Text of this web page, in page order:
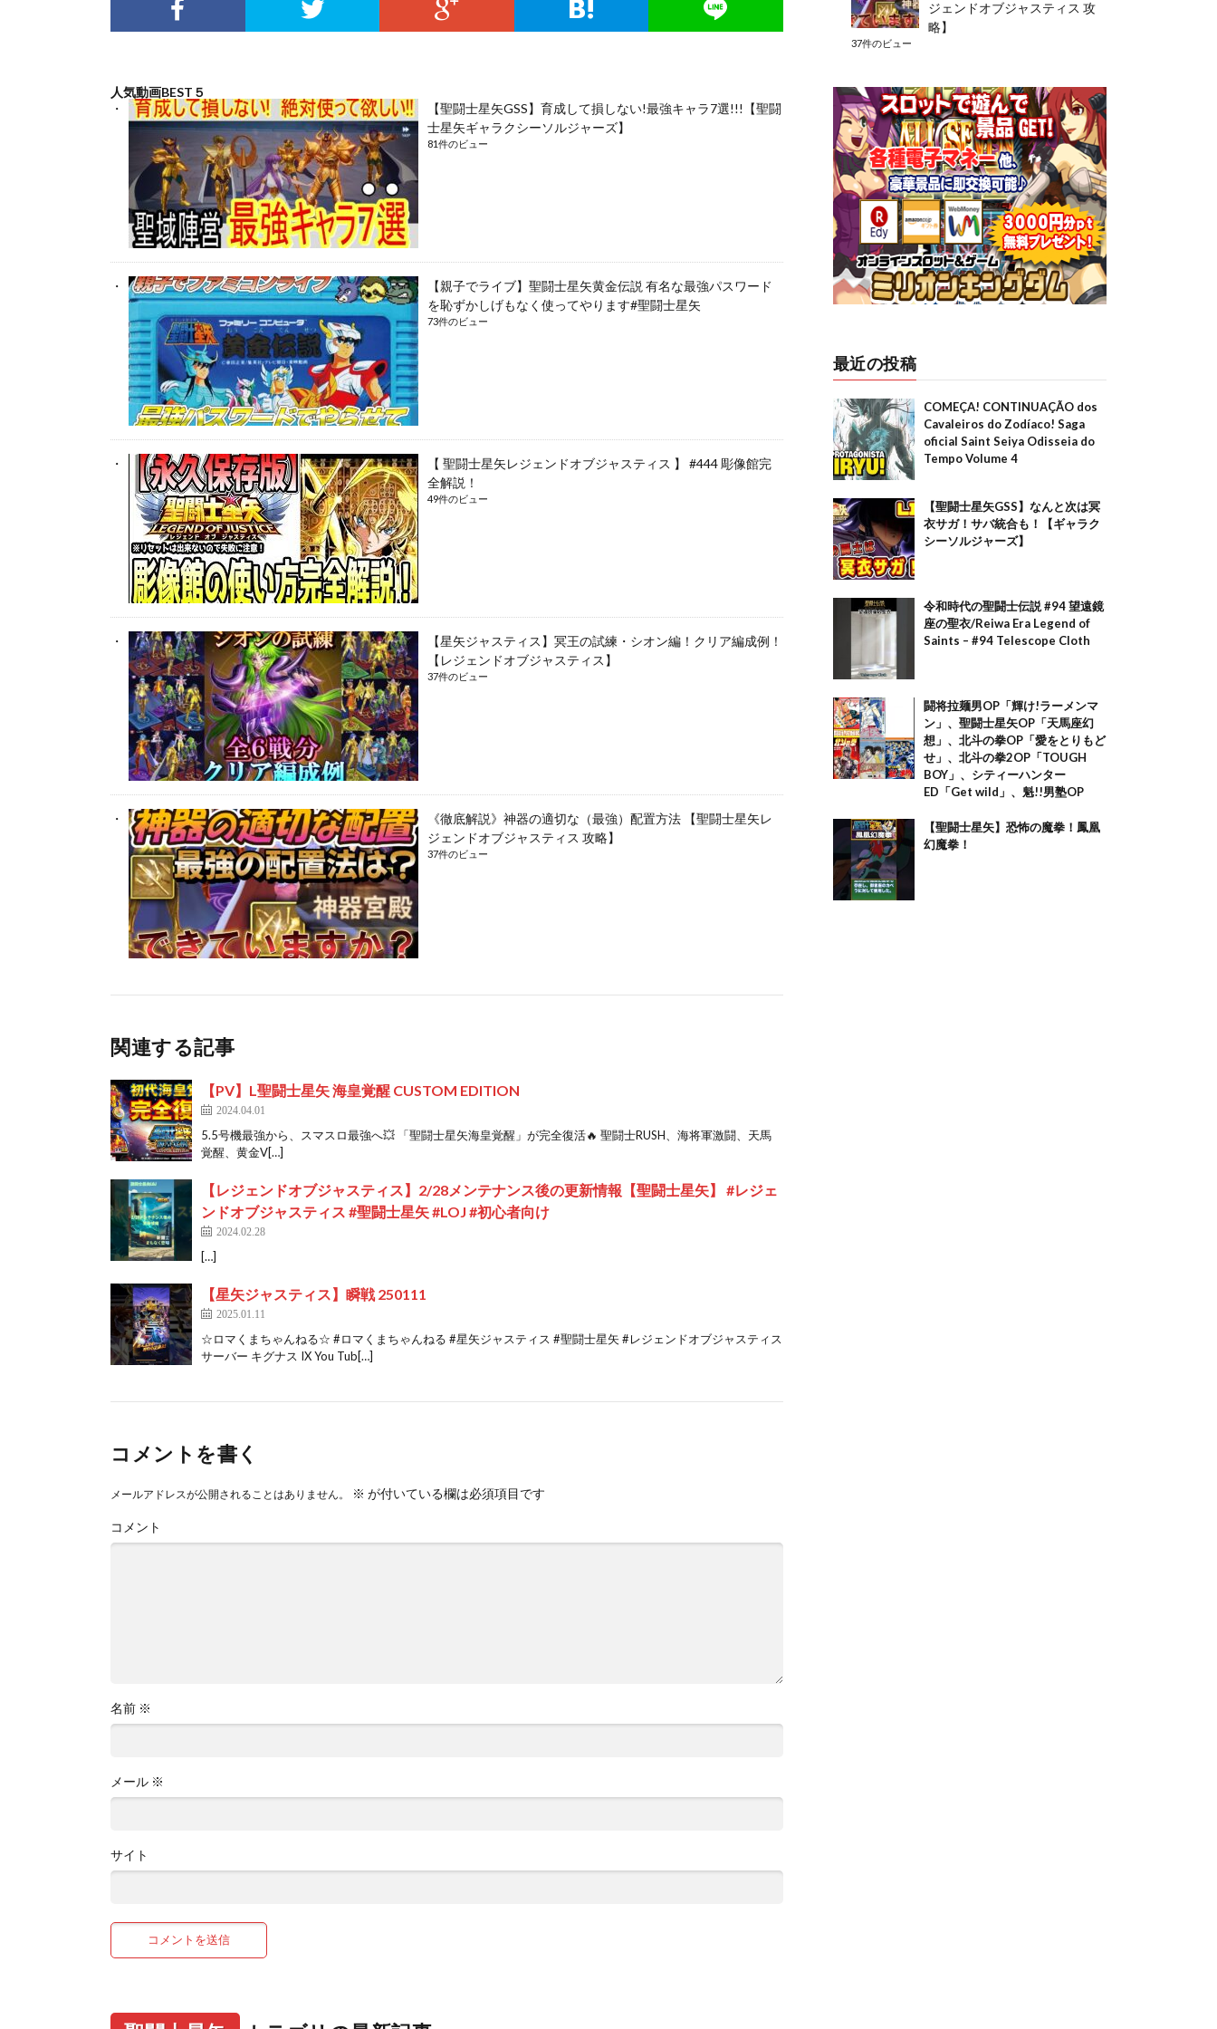
人気動画BEST５
【聖闘士星矢GSS】育成して損しない!最強キャラ7選!!!【聖闘
士星矢ギャラクシーソルジャーズ】
81件のビュー
【親子でライブ】聖闘士星矢黄金伝説 有名な最強パスワード
を恥ずかしげもなく使ってやります#聖闘士星矢
73件のビュー
【 聖闘士星矢レジェンドオブジャスティス 】 #444 彫像館完
全解説！
49件のビュー
【星矢ジャスティス】冥王の試練・シオン編！クリア編成例！
【レジェンドオブジャスティス】
37件のビュー
《徹底解説》神器の適切な（最強）配置方法 【聖闘士星矢レ
ジェンドオブジャスティス 攻略】
37件のビュー
関連する記事
【PV】L聖闘士星矢 海皇覚醒 CUSTOM EDITION
2024.04.01
5.5号機最強から、スマスロ最強へ💥 「聖闘士星矢海皇覚醒」が完全復活🔥 聖闘士RUSH、海将軍激闘、天馬
覚醒、黄金V[…]
【レジェンドオブジャスティス】2/28メンテナンス後の更新情報【聖闘士星矢】 #レジェ
ンドオブジャスティス #聖闘士星矢 #LOJ #初心者向け
2024.02.28
[…]
【星矢ジャスティス】瞬戦 250111
2025.01.11
☆ロマくまちゃんねる☆ #ロマくまちゃんねる #星矢ジャスティス #聖闘士星矢 #レジェンドオブジャスティス
サーバー キグナス IX You Tub[…]
コメントを書く
メールアドレスが公開されることはありません。 ※ が付いている欄は必須項目です
コメント
名前 ※
メール ※
サイト
ジェンドオブジャスティス 攻
略】
37件のビュー
最近の投稿
COMEÇA! CONTINUAÇÃO dos
Cavaleiros do Zodíaco! Saga
oficial Saint Seiya Odisseia do
Tempo Volume 4
【聖闘士星矢GSS】なんと次は冥
衣サガ！サバ統合も！【ギャラク
シーソルジャーズ】
令和時代の聖闘士伝説 #94 望遠鏡
座の聖衣/Reiwa Era Legend of
Saints – #94 Telescope Cloth
闘将拉麺男OP「輝け!ラーメンマ
ン」、聖闘士星矢OP「天馬座幻
想」、北斗の拳OP「愛をとりもど
せ」、北斗の拳2OP「TOUGH
BOY」、シティーハンター
ED「Get wild」、魁!!男塾OP
【聖闘士星矢】恐怖の魔拳！鳳凰
幻魔拳！